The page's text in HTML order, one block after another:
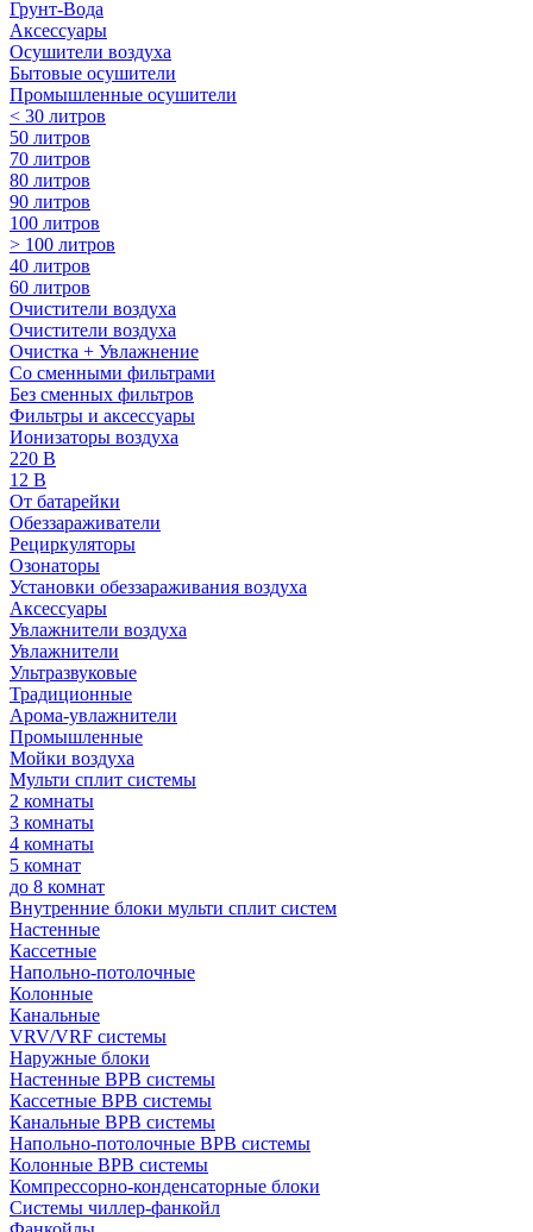
Грунт-Вода
Аксессуары
Осушители воздуха
Бытовые осушители
Промышленные осушители
< 30 литров
50 литров
70 литров
80 литров
90 литров
100 литров
> 100 литров
40 литров
60 литров
Очистители воздуха
Очистители воздуха
Очистка + Увлажнение
Cо сменными фильтрами
Без сменных фильтров
Фильтры и аксессуары
Ионизаторы воздуха
220 В
12 В
От батарейки
Обеззараживатели
Рециркуляторы
Озонаторы
Установки обеззараживания воздуха
Аксессуары
Увлажнители воздуха
Увлажнители
Ультразвуковые
Традиционные
Арома-увлажнители
Промышленные
Мойки воздуха
Мульти сплит системы
2 комнаты
3 комнаты
4 комнаты
5 комнат
до 8 комнат
Внутренние блоки мульти сплит систем
Настенные
Кассетные
Напольно-потолочные
Колонные
Канальные
VRV/VRF системы
Наружные блоки
Настенные ВРВ системы
Кассетные ВРВ системы
Канальные ВРВ системы
Напольно-потолочные ВРВ системы
Колонные ВРВ системы
Компрессорно-конденсаторные блоки
Системы чиллер-фанкойл